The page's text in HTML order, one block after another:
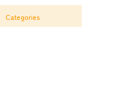
Categories